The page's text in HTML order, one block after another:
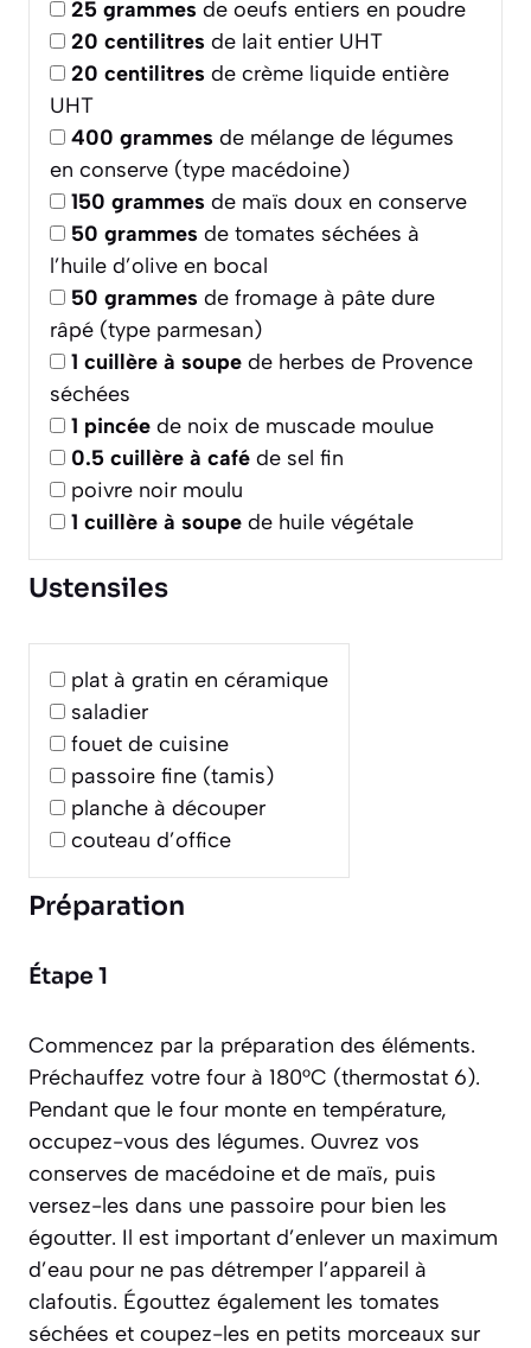
25 grammes de oeufs entiers en poudre
20 centilitres de lait entier UHT
20 centilitres de crème liquide entière
UHT
400 grammes de mélange de légumes
en conserve (type macédoine)
150 grammes de maïs doux en conserve
50 grammes de tomates séchées à
l’huile d’olive en bocal
50 grammes de fromage à pâte dure
râpé (type parmesan)
1 cuillère à soupe de herbes de Provence
séchées
1 pincée de noix de muscade moulue
0.5 cuillère à café de sel fin
poivre noir moulu
1 cuillère à soupe de huile végétale
Ustensiles
plat à gratin en céramique
saladier
fouet de cuisine
passoire fine (tamis)
planche à découper
couteau d’office
Préparation
Étape 1
Commencez par la préparation des éléments.
Préchauffez votre four à 180°C (thermostat 6).
Pendant que le four monte en température,
occupez-vous des légumes. Ouvrez vos
conserves de macédoine et de maïs, puis
versez-les dans une passoire pour bien les
égoutter. Il est important d’enlever un maximum
d’eau pour ne pas détremper l’appareil à
clafoutis. Égouttez également les tomates
séchées et coupez-les en petits morceaux sur